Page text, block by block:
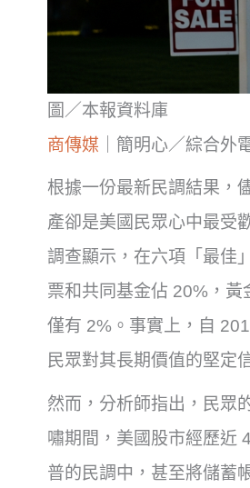
圖／本報資料庫
商傳媒 ｜簡明心／綜合外
根據一份最新民調結果，
產卻是美國民眾心中最受
調查顯示，在六項「最佳
票和共同基金佔 20%，黃
僅有 2%。事實上，自
民眾對其長期價值的堅定
然而，分析師指出，民眾
嘯期間，美國股市經歷近
普的民調中，甚至將儲蓄